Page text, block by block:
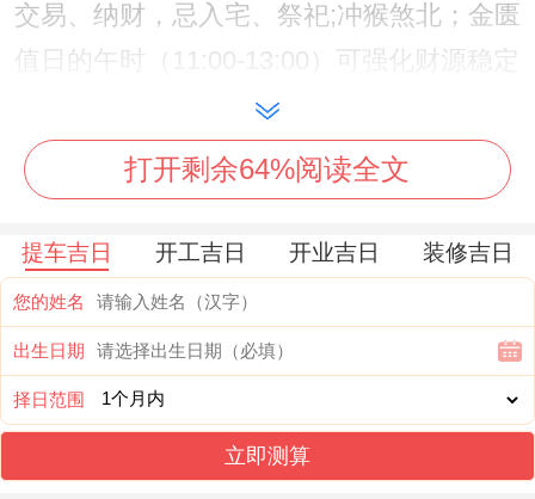
交易、纳财，忌入宅、祭祀;冲猴煞北；金匮
值日的午时（11:00-13:00）可强化财源稳定
7月16日（星期四、农历六月初三）是本月
井，伐木；天德星护佑，吉时辰包括子时
（23：00-1：00）、卯时（5:00-7:00）合午
时（11：00-13:00），但需避开冲鸡煞西的
方位，属鸡者不宜参与。
7月22日（星期三，农历六月初九）宜开
打开剩余64%阅读全文
提车吉日 开工吉日 开业吉日 装修吉日
您的姓名
出生日期
择日范围
立即测算